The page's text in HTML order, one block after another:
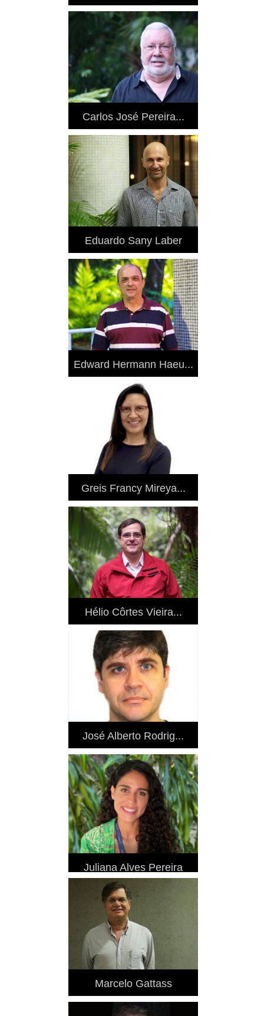
Carlos José Pereira...
Eduardo Sany Laber
Edward Hermann Haeu...
Greis Francy Mireya...
Hélio Côrtes Vieira...
José Alberto Rodrig...
Juliana Alves Pereira
Marcelo Gattass